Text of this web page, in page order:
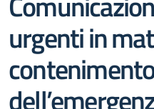
urgenti in